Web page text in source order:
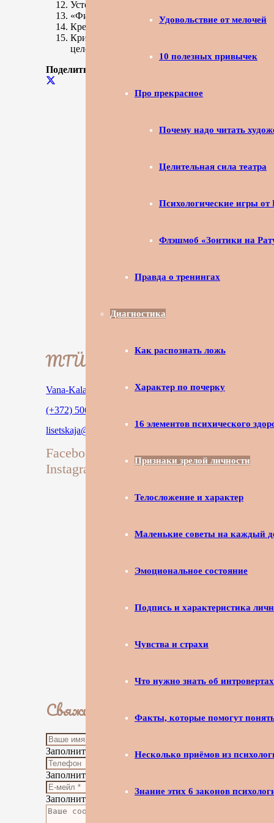
Удовольствие от мелочей
10 полезных привычек
Про прекрасное
Почему надо читать
Целительная сила театра
Психологические игры
Флэшмоб «Зонтики на
Правда о тренингах
Диагностика
Как распознать ложь
Характер по почерку
16 элементов психического
Признаки зрелой личности
Телосложение и характер
Маленькие советы на каждый
Эмоциональное состояние
Подпись и характеристика
Чувства и страхи
Что нужно знать об интровертах
Факты, которые помогут
Несколько приёмов из
Знание этих 6 законов
Устойчивые внутренние моральные нормы.
«Философское» чувство юмора. Отношение с
Креативность, не зависящая от того, чем
Критичное отношение к той культуре, к
целом, нежели одной культуры. ( Абрахам
Поделиться публикацией
MTÜ Psiheja
Vana-Kalamaja tn 7a, 10412 Tallinn
(+372) 506 1893
lisetskaja@mail.ru
Facebook
Instagram
Свяжитесь с нами
Заполните поле
Заполните поле
Заполните поле